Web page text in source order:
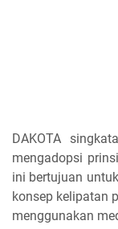
DAKOTA
mengadopsi
ini bertujuan
konsep kelipatan
menggunakan